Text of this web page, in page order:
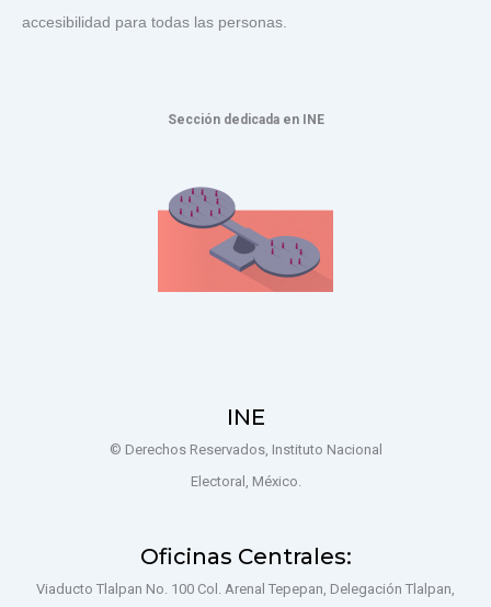
accesibilidad para todas las personas.
Sección dedicada en INE
INE
© Derechos Reservados, Instituto Nacional
Electoral, México.
Oficinas Centrales:
Viaducto Tlalpan No. 100 Col. Arenal Tepepan, Delegación Tlalpan,